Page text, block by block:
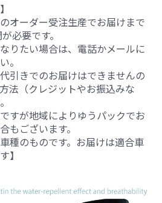
オーダー受注生産でお届けまで
必要です。
りたい場合は、電話かメールに
。
引きでのお届けはできませんの
法（クレジットやお振込みな
すが地域によりゆうパックでお
もございます。
種のものです。お届けは適合車
】